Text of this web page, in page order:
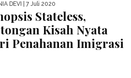
DEVI | 7 Juli 2020
Stateless,
Kisah Nyata
Penahanan Imigrasi